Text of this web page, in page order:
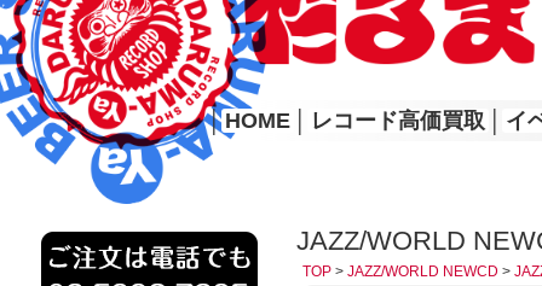
HOME
│ HOME レコード高価買取 イ
JAZZ/WORLD
TOP > JAZZ/WORLD NEWCD >